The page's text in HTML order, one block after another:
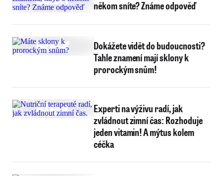
někom sníte? Známe odpověď
Dokážete vidět do budoucnosti?
Tahle znamení mají sklony k
prorockým snům!
Experti na výživu radí, jak
zvládnout zimní čas: Rozhoduje
jeden vitamin! A mýtus kolem
céčka